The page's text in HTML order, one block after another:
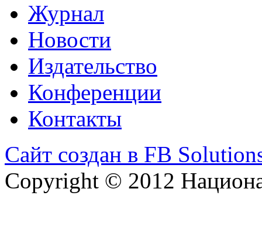
Журнал
Новости
Издательство
Конференции
Контакты
Сайт создан в FB
Copyright © 2012